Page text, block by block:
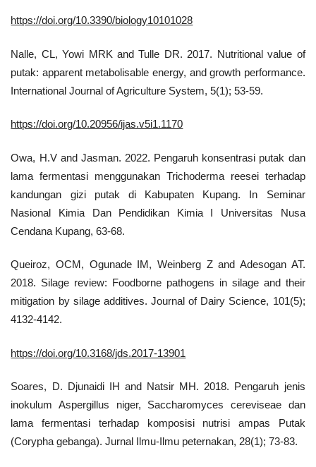
https://doi.org/10.3390/biology10101028
Nalle, CL, Yowi MRK and Tulle DR. 2017. Nutritional value of
putak: apparent metabolisable energy, and growth performance.
International Journal of Agriculture System, 5(1); 53-59.
https://doi.org/10.20956/ijas.v5i1.1170
Owa, H.V and Jasman. 2022. Pengaruh konsentrasi putak dan
lama fermentasi menggunakan Trichoderma reesei terhadap
kandungan gizi putak di Kabupaten Kupang. In Seminar
Nasional Kimia Dan Pendidikan Kimia I Universitas Nusa
Cendana Kupang, 63-68.
Queiroz, OCM, Ogunade IM, Weinberg Z and Adesogan AT.
2018. Silage review: Foodborne pathogens in silage and their
mitigation by silage additives. Journal of Dairy Science, 101(5);
4132-4142.
https://doi.org/10.3168/jds.2017-13901
Soares, D. Djunaidi IH and Natsir MH. 2018. Pengaruh jenis
inokulum Aspergillus niger, Saccharomyces cereviseae dan
lama fermentasi terhadap komposisi nutrisi ampas Putak
(Corypha gebanga). Jurnal Ilmu-Ilmu peternakan, 28(1); 73-83.